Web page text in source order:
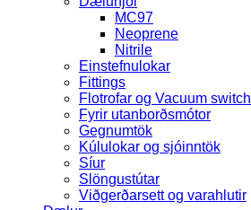
MC97
Neoprene
Nitrile
Einstefnulokar
Fittings
Flotrofar og Vacuum switch
Fyrir utanborðsmótor
Gegnumtök
Kúlulokar og sjóinntök
Síur
Slöngustútar
Viðgerðarsett og varahlutir